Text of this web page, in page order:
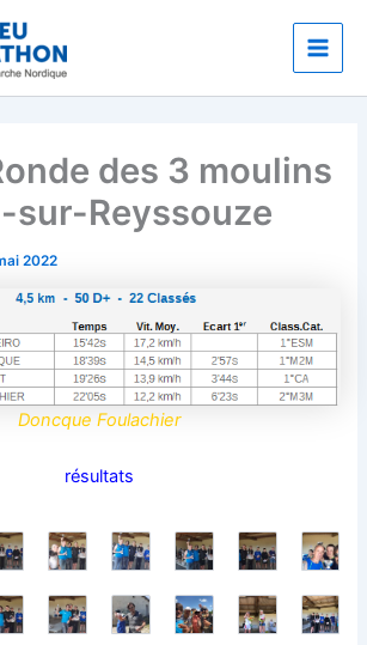
Main
des 3 moulins
sur-Reyssouze
2022
Doncque Foulachier
résultats